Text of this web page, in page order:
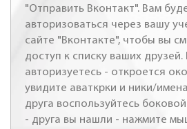
"Отправить Вконтакт". Вам
авторизоваться через вашу
сайте "Вконтакте", чтобы вы
доступ к списку ваших друзей.
авторизуетесь - откроется
увидите аваткрки и ники/
друга воспользуйтесь
- друга вы нашли - нажмите